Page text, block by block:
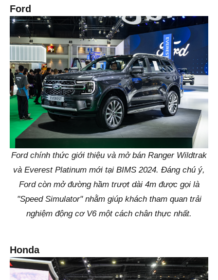
Ford
Ford chính thức giới thiệu và mở bán Ranger Wildtrak
và Everest Platinum mới tại BIMS 2024. Đáng chú ý,
Ford còn mở đường hầm trượt dài 4m được gọi là
"Speed Simulator" nhằm giúp khách tham quan trải
nghiệm động cơ V6 một cách chân thực nhất.
Honda